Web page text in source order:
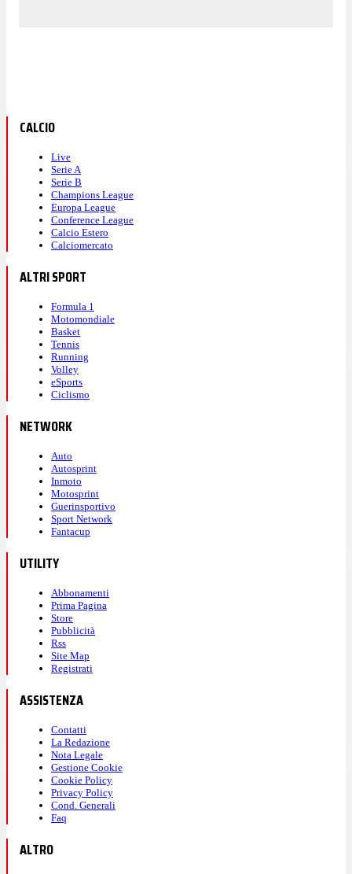
CALCIO
Live
Serie A
Serie B
Champions League
Europa League
Conference League
Calcio Estero
Calciomercato
ALTRI SPORT
Formula 1
Motomondiale
Basket
Tennis
Running
Volley
eSports
Ciclismo
NETWORK
Auto
Autosprint
Inmoto
Motosprint
Guerinsportivo
Sport Network
Fantacup
UTILITY
Abbonamenti
Prima Pagina
Store
Pubblicità
Rss
Site Map
Registrati
ASSISTENZA
Contatti
La Redazione
Nota Legale
Gestione Cookie
Cookie Policy
Privacy Policy
Cond. Generali
Faq
ALTRO